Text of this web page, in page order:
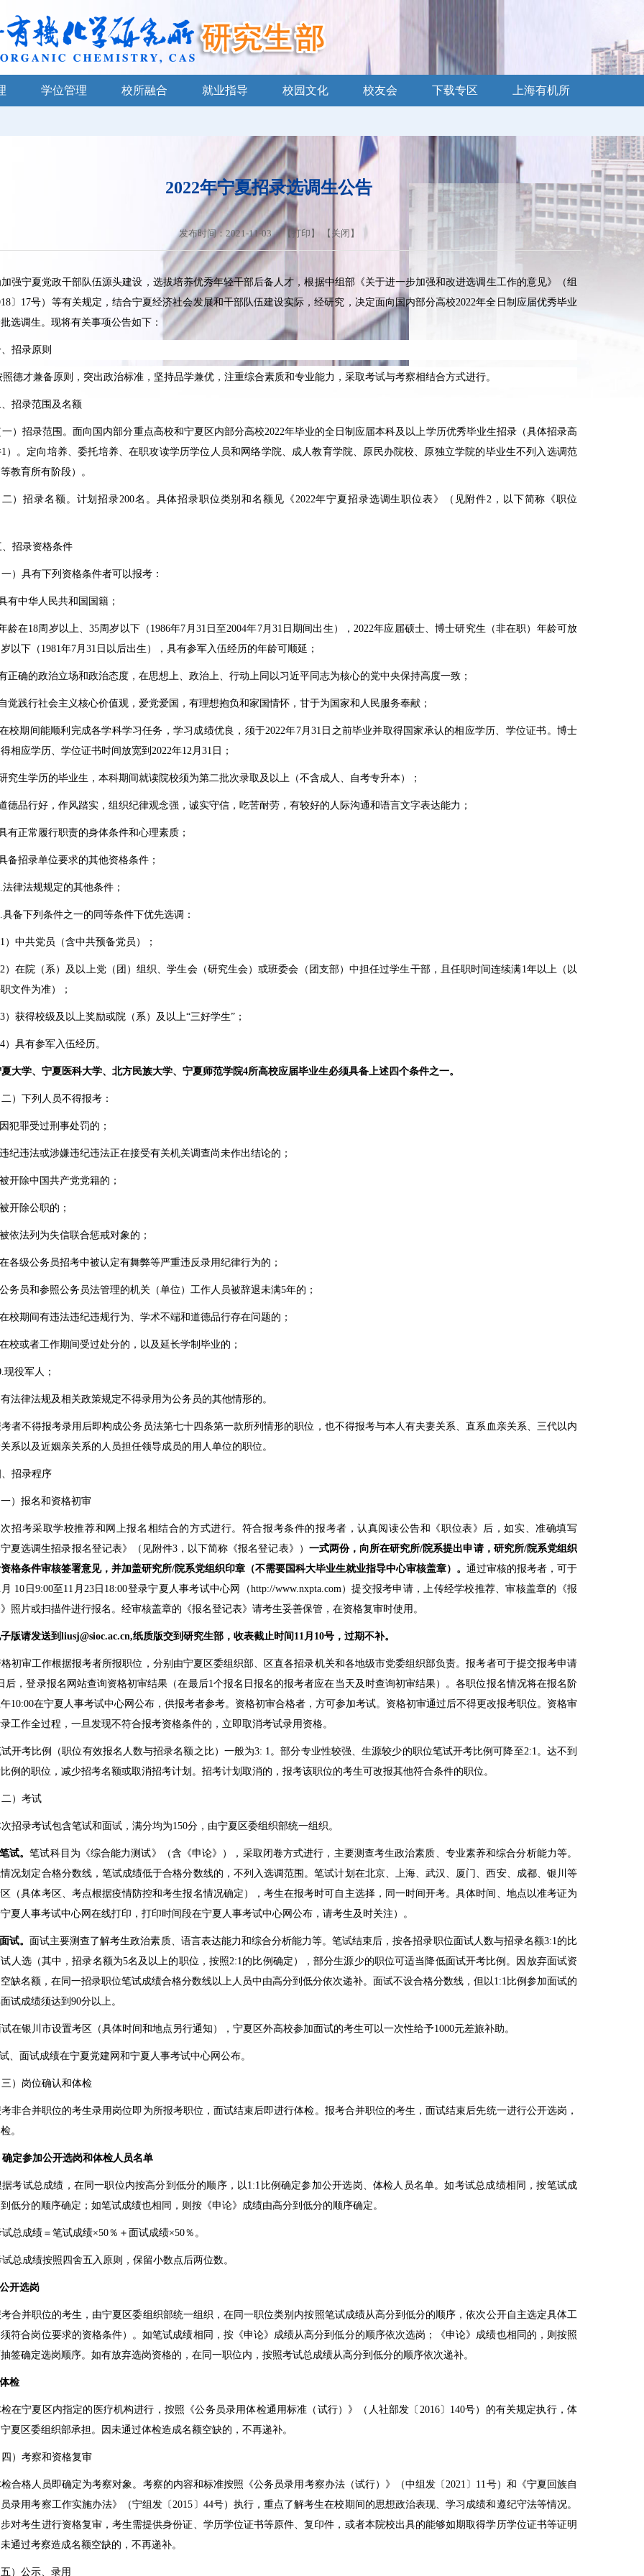
学位管理 校所融合 就业指导 校园文化 校友会 下载专区 上海有机所
2022年宁夏招录选调生公告
发布时间：2021-11-03 【打印 】 【 关闭 】
加强宁夏党政干部队伍源头建设，选拔培养优秀年轻干部后备人才，根据中组部《关于进一步加强和改进选调生工作的意见》（组
〕 17号）等有关规定，结合宁夏经济社会发展和干部队伍建设实际，经研究，决定面向国内部分高校2022年全日制应届优秀毕业
选调生。现将有关事项公告如下：
招录原则
照德才兼备原则，突出政治标准，坚持品学兼优，注重综合素质和专业能力，采取考试与考察相结合方式进行。
招录范围及名额
一）招录范围。面向国内部分重点高校和宁夏区内部分高校2022年毕业的全日制应届本科及以上学历优秀毕业生招录（具体招录高
1 ）。定向培养、委托培养、在职攻读学历学位人员和网络学院、成人教育学院、原民办院校、原独立学院的毕业生不列入选调范
教育所有阶段）。
二）招录名额。计划招录200名。具体招录职位类别和名额见《2022年宁夏招录选调生职位表》（见附件2 ，以下简称《职位
、招录资格条件
一）具有下列资格条件者可以报考：
有中华人民共和国国籍；
龄在18周岁以上、35周岁以下（ 1986年7 月 31 日至2004年7月 31 日期间出生），2022年应届硕士、博士研究生（非在职）年龄可放
以下（1981年7月 31 日以后出生），具有参军入伍经历的年龄可顺延；
正确的政治立场和政治态度，在思想上、政治上、行动上同以习近平同志为核心的党中央保持高度一致；
自觉践行社会主义核心价值观，爱党爱国，有理想抱负和家国情怀，甘于为国家和人民服务奉献；
在校期间能顺利完成各学科学习任务，学习成绩优良，须于2022年7月31 日之前毕业并取得国家承认的相应学历、学位证书。博士
相应学历、学位证书时间放宽到 2022年12月 31 日；
究生学历的毕业生，本科期间就读院校须为第二批次录取及以上（不含成人、自考专升本）；
德品行好，作风踏实，组织纪律观念强，诚实守信，吃苦耐劳，有较好的人际沟通和语言文字表达能力；
有正常履行职责的身体条件和心理素质；
备招录单位要求的其他资格条件；
法律法规规定的其他条件；
具备下列条件之一的同等条件下优先选调：
1 ）中共党员（含中共预备党员）；
2）在院（系）及以上党（团）组织、学生会（研究生会）或班委会（团支部）中担任过学生干部，且任职时间连续满1年以上（以
文件为准）；
3）获得校级及以上奖励或院（系）及以上“三好学生”；
4）具有参军入伍经历。
大学、宁夏医科大学、北方民族大学、宁夏师范学院4所高校应届毕业生必须具备上述四个条件之一。
二）下列人员不得报考：
因犯罪受过刑事处罚的；
违纪违法或涉嫌违纪违法正在接受有关机关调查尚未作出结论的；
被开除中国共产党党籍的；
被开除公职的；
被依法列为失信联合惩戒对象的；
在各级公务员招考中被认定有舞弊等严重违反录用纪律行为的；
公务员和参照公务员法管理的机关（单位）工作人员被辞退未满5年的；
在校期间有违法违纪违规行为、学术不端和道德品行存在问题的；
在校或者工作期间受过处分的，以及延长学制毕业的；
现役军人；
有法律法规及相关政策规定不得录用为公务员的其他情形的。
者不得报考录用后即构成公务员法第七十四条第一款所列情形的职位，也不得报考与本人有夫妻关系、直系血亲关系、三代以内
系以及近姻亲关系的人员担任领导成员的用人单位的职位。
、招录程序
一）报名和资格初审
招考采取学校推荐和网上报名相结合的方式进行。符合报考条件的报考者，认真阅读公告和《职位表》后，如实、准确填写
夏选调生招录报名登记表》（见附件3 ，以下简称《报名登记表》） 一式两份， 向所在研究所/院系提出申请，研究所/院系党组织
格条件审核签署意见，并加盖研究所/院系党组织印章（不需要国科大毕业生就业指导中心审核盖章）。 通过审核的报考者，可于
月 10 日 9:00至 11 月 23日 18:00登录宁夏人事考试中心网（http://www.nxpta.com）提交报考申请，上传经学校推荐、审核盖章的《报
照片或扫描件进行报名。经审核盖章的《报名登记表》请考生妥善保管，在资格复审时使用。
版请发送到liusj@sioc.ac.cn,纸质版交到研究生部，收表截止时间11月10号，过期不补。
格初审工作根据报考者所报职位，分别由宁夏区委组织部、区直各招录机关和各地级市党委组织部负责。报考者可于提交报考申请
后，登录报名网站查询资格初审结果（在最后1个报名日报名的报考者应在当天及时查询初审结果） 。各职位报名情况将在报名阶
10:00在宁夏人事考试中心网公布，供报考者参考。 资格初审合格者，方可参加考试。资格初审通过后不得更改报考职位。资格审
工作全过程，一旦发现不符合报考资格条件的，立即取消考试录用资格。
开考比例（职位有效报名人数与招录名额之比）一般为3: 1。部分专业性较强、生源较少的职位笔试开考比例可降至2:1。达不到
例的职位，减少招考名额或取消招考计划。招考计划取消的，报考该职位的考生可改报其他符合条件的职位。
二）考试
招录考试包含笔试和面试，满分均为150分，由宁夏区委组织部统一组织。
笔试。笔试科目为《综合能力测试》（含《申论》），采取闭卷方式进行，主要测查考生政治素质、专业素养和综合分析能力等。
况划定合格分数线，笔试成绩低于合格分数线的，不列入选调范围。笔试计划在北京、上海、武汉、厦门、西安、成都、银川等
（具体考区、考点根据疫情防控和考生报名情况确定），考生在报考时可自主选择，同一时间开考。具体时间、地点以准考证为
夏人事考试中心网在线打印，打印时间段在宁夏人事考试中心网公布，请考生及时关注）。
面试。 面试主要测查了解考生政治素质、语言表达能力和综合分析能力等。笔试结束后，按各招录职位面试人数与招录名额3:1的比
人选（其中，招录名额为5名及以上的职位，按照2:1的比例确定），部分生源少的职位可适当降低面试开考比例。因放弃面试资
缺名额，在同一招录职位笔试成绩合格分数线以上人员中由高分到低分依次递补。面试不设合格分数线，但以1:1 比例参加面试的
试成绩须达到90分以上。
试在银川市设置考区（具体时间和地点另行通知），宁夏区外高校参加面试的考生可以一次性给予1000元差旅补助。
、面试成绩在宁夏党建网和宁夏人事考试中心网公布。
三）岗位确认和体检
非合并职位的考生录用岗位即为所报考职位，面试结束后即进行体检。报考合并职位的考生，面试结束后先统一进行公开选岗，
。
确定参加公开选岗和体检人员名单
据考试总成绩，在同一职位内按高分到低分的顺序，以1:1 比例确定参加公开选岗、体检人员名单。如考试总成绩相同，按笔试成
低分的顺序确定；如笔试成绩也相同，则按《申论》成绩由高分到低分的顺序确定。
试总成绩＝笔试成绩×50％＋面试成绩×50％。
试总成绩按照四舍五入原则，保留小数点后两位数。
公开选岗
合并职位的考生，由宁夏区委组织部统一组织，在同一职位类别内按照笔试成绩从高分到低分的顺序，依次公开自主选定具体工
符合岗位要求的资格条件）。如笔试成绩相同，按《申论》成绩从高分到低分的顺序依次选岗；《申论》成绩也相同的，则按照
签确定选岗顺序。如有放弃选岗资格的，在同一职位内，按照考试总成绩从高分到低分的顺序依次递补。
体检
在宁夏区内指定的医疗机构进行，按照《公务员录用体检通用标准（试行）》（人社部发〔 2016〕 140号）的有关规定执行，体
夏区委组织部承担。因未通过体检造成名额空缺的，不再递补。
四）考察和资格复审
合格人员即确定为考察对象。考察的内容和标准按照《公务员录用考察办法（试行）》（中组发〔2021 〕 11号）和《宁夏回族自
录用考察工作实施办法》（宁组发〔2015 〕 44号）执行，重点了解考生在校期间的思想政治表现、学习成绩和遵纪守法等情况。
对考生进行资格复审，考生需提供身份证、学历学位证书等原件、复印件，或者本院校出具的能够如期取得学历学位证书等证明
通过考察造成名额空缺的，不再递补。
五）公示、录用